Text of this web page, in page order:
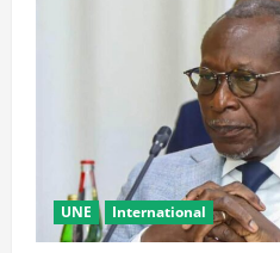
UNE International